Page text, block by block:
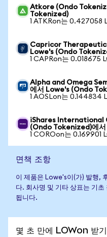
Atkore (Ondo
Tokenized)
1 ATKRon는 0.427058
Capricor
Lowe's (Ondo
1 CAPRon는 0.018675
Alpha and Omega
에서 Lowe's (Ondo
1 AOSLon는 0.144834
iShares International
(Ondo Tokenized)에
1 COROon는 0.169901
면책 조항
이 제품은 Lowe's이(가) 발행,
다. 회사명 및 기타 상표는 기
됩니다.
몇 초 만에 LOWon 받기